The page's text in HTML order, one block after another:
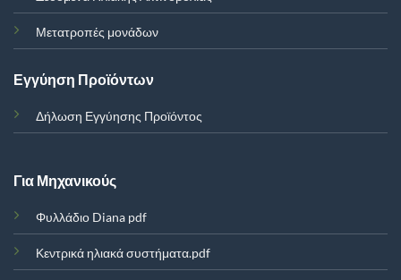
Μετατροπές μονάδων
Εγγύηση Προϊόντων
Δήλωση Εγγύησης Προϊόντος
Για Μηχανικούς
Φυλλάδιο Diana pdf
Κεντρικά ηλιακά συστήματα.pdf